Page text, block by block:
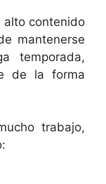
alto contenido
mantenerse
temporada,
de la forma
trabajo,